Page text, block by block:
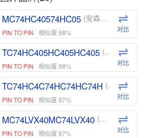
MC74HC40574HC05 (安森美-ON)
PIN TO PIN 相似度 98% 对比
TC74HC405HC405HC405 (东芝-Toshiba)
PIN TO PIN 相似度 98% 对比
TC74HC4C74HC74HC74H (东芝-Toshiba)
PIN TO PIN 相似度 97% 对比
MC74LVX40MC74LVX40 (安森美-ON)
PIN TO PIN 相似度 97% 对比